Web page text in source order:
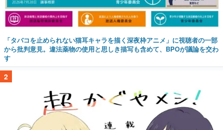
「タバコを止められない猫耳キャラを描く深夜枠アニメ」に視聴者の一部
から批判意見。違法薬物の使用と思しき描写も含めて、BPOが議論を交わ
す
2